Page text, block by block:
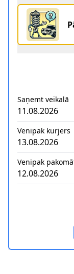
Saņemt veikalā
11.08.2026
Venipak kurjers
13.08.2026
Venipak
12.08.2026